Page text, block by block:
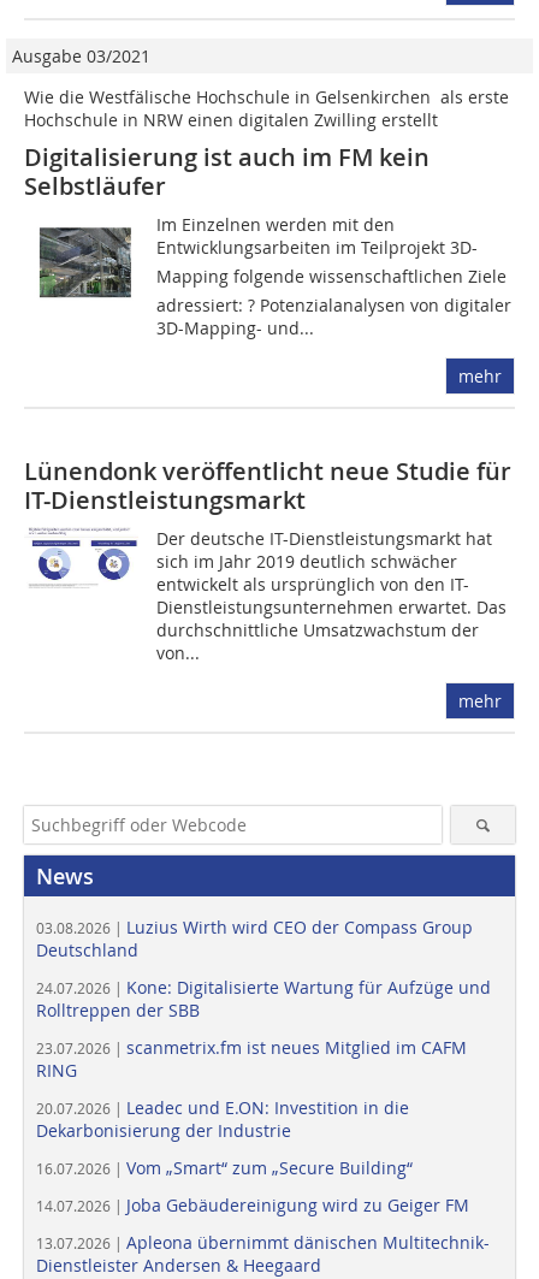
Ausgabe 03/2021
Wie die Westfälische Hochschule in Gelsenkirchen als erste
Hochschule in NRW einen digitalen Zwilling erstellt
Digitalisierung ist auch im FM kein
Selbstläufer
Im Einzelnen werden mit den
Entwicklungsarbeiten im Teilprojekt 3D-
Mapping folgende wissenschaftlichen Ziele
adressiert: ? Potenzialanalysen von digitaler
3D-Mapping- und...
mehr
Lünendonk veröffentlicht neue Studie für
IT-Dienstleistungsmarkt
Der deutsche IT-Dienstleistungsmarkt hat
sich im Jahr 2019 deutlich schwächer
entwickelt als ursprünglich von den IT-
Dienstleistungsunternehmen erwartet. Das
durchschnittliche Umsatzwachstum der
von...
mehr
News
03.08.2026 | Luzius Wirth wird CEO der Compass Group
Deutschland
24.07.2026 | Kone: Digitalisierte Wartung für Aufzüge und
Rolltreppen der SBB
23.07.2026 | scanmetrix.fm ist neues Mitglied im CAFM
RING
20.07.2026 | Leadec und E.ON: Investition in die
Dekarbonisierung der Industrie
16.07.2026 | Vom „Smart“ zum „Secure Building“
14.07.2026 | Joba Gebäudereinigung wird zu Geiger FM
13.07.2026 | Apleona übernimmt dänischen Multitechnik-
Dienstleister Andersen & Heegaard